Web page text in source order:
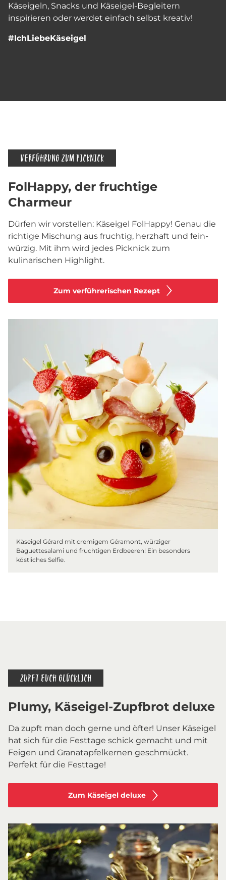
Käseigeln, Snacks und Käseigel-Begleitern
inspirieren oder werdet einfach selbst kreativ!
#IchLiebeKäseigel
VERFÜHRUNG ZUM PICKNICK
FolHappy, der fruchtige
Charmeur
Dürfen wir vorstellen: Käseigel FolHappy! Genau die
richtige Mischung aus fruchtig, herzhaft und fein-
würzig. Mit ihm wird jedes Picknick zum
kulinarischen Highlight.
Zum verführerischen Rezept
Käseigel Gérard mit cremigem Géramont, würziger
Baguettesalami und fruchtigen Erdbeeren! Ein besonders
köstliches Selfie.
ZUPFT EUCH GLÜCKLICH
Plumy, Käseigel-Zupfbrot deluxe
Da zupft man doch gerne und öfter! Unser Käseigel
hat sich für die Festtage schick gemacht und mit
Feigen und Granatapfelkernen geschmückt.
Perfekt für die Festtage!
Zum Käseigel deluxe